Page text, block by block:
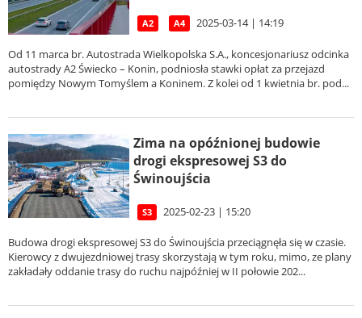
A2 A4 2025-03-14 | 14:19
Od 11 marca br. Autostrada Wielkopolska S.A., koncesjonariusz odcinka
autostrady A2 Świecko – Konin, podniosła stawki opłat za przejazd
pomiędzy Nowym Tomyślem a Koninem. Z kolei od 1 kwietnia br. pod...
Zima na opóźnionej budowie
drogi ekspresowej S3 do
Świnoujścia
S3 2025-02-23 | 15:20
Budowa drogi ekspresowej S3 do Świnoujścia przeciągnęła się w czasie.
Kierowcy z dwujezdniowej trasy skorzystają w tym roku, mimo, ze plany
zakładały oddanie trasy do ruchu najpóźniej w II połowie 202...